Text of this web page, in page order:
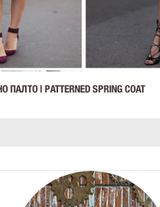
| PATTERNED SPRING COAT